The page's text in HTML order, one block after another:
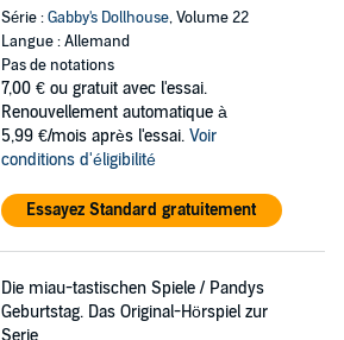
Série :Gabby's Dollhouse, Volume 22
Langue : Allemand
Pas de notations
7,00 € ou gratuit avec l'essai.
Renouvellement automatique à
5,99 €/mois après l'essai. Voir
conditions d'éligibilité
Essayez Standard gratuitement
Die miau-tastischen Spiele / Pandys
Geburtstag. Das Original-Hörspiel zur
Serie